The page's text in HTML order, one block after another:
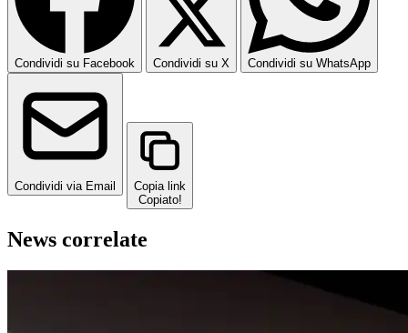
Condividi su Facebook Condividi su X Condividi su WhatsApp
Condividi via Email
Copia link
Copiato!
News correlate